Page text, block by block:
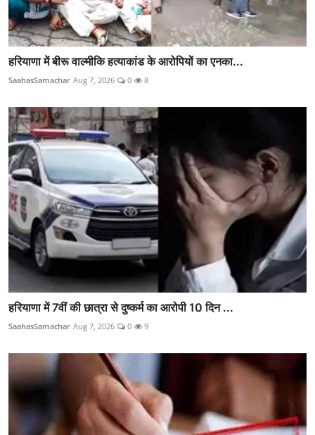
हरियाणा में बीरू वाल्मीकि हत्याकांड के आरोपियों का एनका...
SaahasSamachar Aug 7, 2026 0 8
हरियाणा में 7वीं की छात्रा से दुष्कर्म का आरोपी 10 दिन ...
SaahasSamachar Aug 7, 2026 0 9